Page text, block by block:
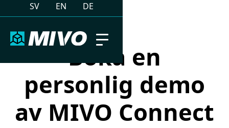
SV EN DE
Boka en
personlig demo
av MIVO Connect